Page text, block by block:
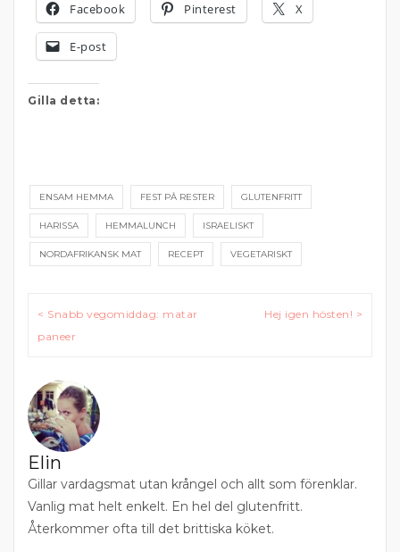
Facebook Pinterest X
E-post
Gilla detta:
ENSAM HEMMA FEST PÅ RESTER GLUTENFRITT
HARISSA HEMMALUNCH ISRAELISKT
NORDAFRIKANSK MAT RECEPT VEGETARISKT
Inläggsnavigering
< Snabb vegomiddag: matar
paneer
Hej igen hösten! >
Elin
Gillar vardagsmat utan krångel och allt som förenklar.
Vanlig mat helt enkelt. En hel del glutenfritt.
Återkommer ofta till det brittiska köket.